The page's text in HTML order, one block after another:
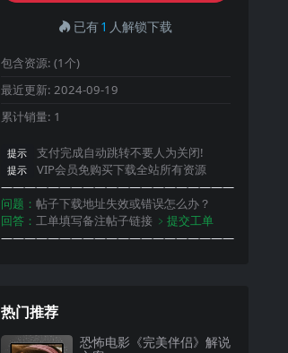
已有1 人解锁下载
包含资源: (1个)
最近更新: 2024-09-19
累计销量: 1
提示 支付完成自动跳转不要人为关闭!
提示
VIP会员免购买下载全站所有资源
————————————————————
问题： 帖子下载地址失效或错误怎么办？
回答： 工单填写备注帖子链接 ﹥提交工单
————————————————————
热门推荐
恐怖电影《完美伴侣》解说